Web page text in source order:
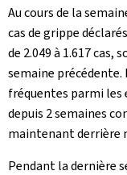
Au cours de la
cas de grippe
de 2.049 à 1.617 cas,
semaine
fréquentes parmi
depuis 2 semaines
maintenant derrière
Pendant la dernière